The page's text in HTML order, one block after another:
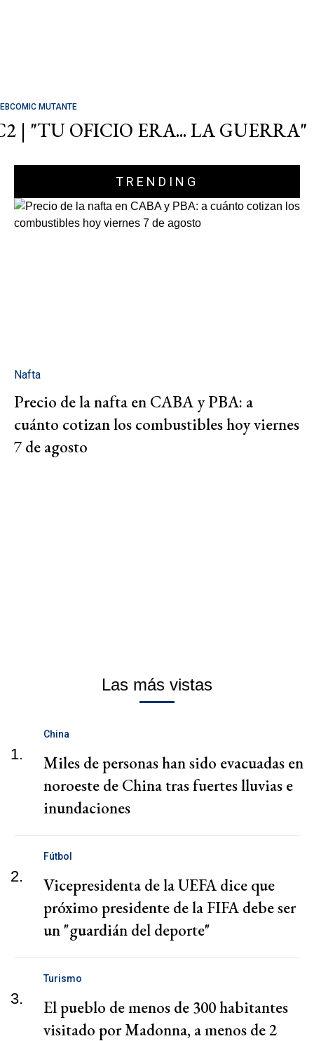
MUTANTE
| "TU OFICIO ERA... LA GUERRA"
TRENDING
Nafta
Precio de la nafta en CABA y PBA: a
cuánto cotizan los combustibles hoy viernes
7 de agosto
Las más vistas
1.
China
Miles de personas han sido evacuadas en
noroeste de China tras fuertes lluvias e
inundaciones
2.
Fútbol
Vicepresidenta de la UEFA dice que
próximo presidente de la FIFA debe ser
un "guardián del deporte"
3.
Turismo
El pueblo de menos de 300 habitantes
visitado por Madonna, a menos de 2